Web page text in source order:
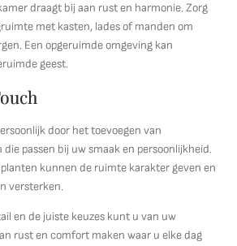
draagt bij aan rust en harmonie. Zorg
met kasten, lades of manden om
Een opgeruimde omgeving kan
geest.
door het toevoegen van
passen bij uw smaak en persoonlijkheid.
planten kunnen de ruimte karakter geven en
versterken.
en de juiste keuzes kunt u van uw
rust en comfort maken waar u elke dag